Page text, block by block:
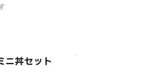
丼セット